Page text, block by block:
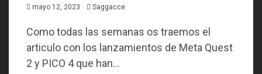
mayo 12, 2023 Saggacce
Como todas las semanas os traemos el
articulo con los lanzamientos de Meta Quest
2 y PICO 4 que han...